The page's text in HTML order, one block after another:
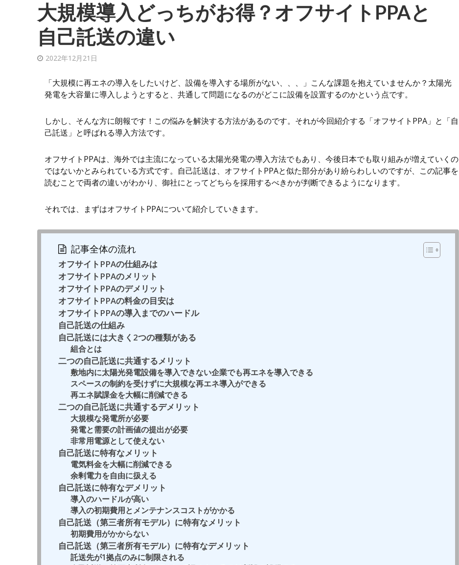
大規模導入どっちがお得？オフサイトPPAと
自己託送の違い
2022年12月21日
「大規模に再エネの導入をしたいけど、設備を導入する場所がない、、、」こんな課題を抱えていませんか？太陽光
発電を大容量に導入しようとすると、共通して問題になるのがどこに設備を設置するのかという点です。
しかし、そんな方に朗報です！この悩みを解決する方法があるのです。それが今回紹介する「オフサイトPPA」と「自
己託送」と呼ばれる導入方法です。
オフサイトPPAは、海外では主流になっている太陽光発電の導入方法でもあり、今後日本でも取り組みが増えていくの
ではないかとみられている方式です。自己託送は、オフサイトPPAと似た部分があり紛らわしいのですが、この記事を
読むことで両者の違いがわかり、御社にとってどちらを採用するべきかが判断できるようになります。
それでは、まずはオフサイトPPAについて紹介していきます。
記事全体の流れ
オフサイトPPAの仕組みは
オフサイトPPAのメリット
オフサイトPPAのデメリット
オフサイトPPAの料金の目安は
オフサイトPPAの導入までのハードル
自己託送の仕組み
自己託送には大きく2つの種類がある
組合とは
二つの自己託送に共通するメリット
敷地内に太陽光発電設備を導入できない企業でも再エネを導入できる
スペースの制約を受けずに大規模な再エネ導入ができる
再エネ賦課金を大幅に削減できる
二つの自己託送に共通するデメリット
大規模な発電所が必要
発電と需要の計画値の提出が必要
非常用電源として使えない
自己託送に特有なメリット
電気料金を大幅に削減できる
余剰電力を自由に扱える
自己託送に特有なデメリット
導入のハードルが高い
導入の初期費用とメンテナンスコストがかかる
自己託送（第三者所有モデル）に特有なメリット
初期費用がかからない
自己託送（第三者所有モデル）に特有なデメリット
託送先が1拠点のみに制限される